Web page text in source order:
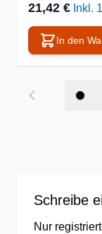
21,42 € Inkl.
In den
Schreibe
Nur